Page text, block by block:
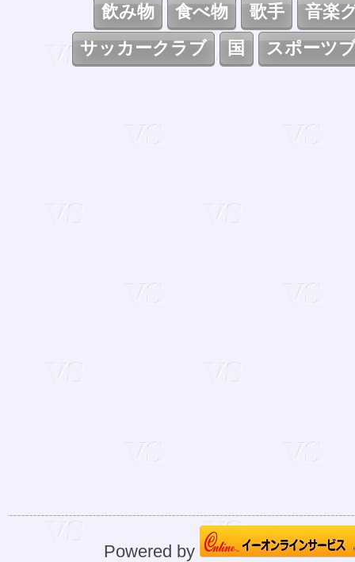
飲み物
食べ物 歌手
音楽
サッカークラブ
国 スポーツ
Powered by